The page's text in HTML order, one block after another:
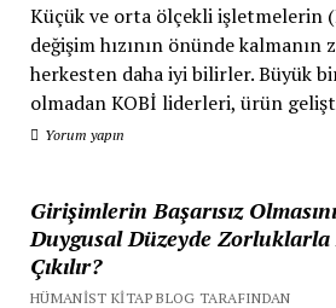
Küçük ve orta ölçekli işletmelerin
değişim hızının önünde kalmanın
herkesten daha iyi bilirler. Büyük
olmadan KOBİ liderleri, ürün
Yorum yapın
Girişimlerin Başarısız
Duygusal Düzeyde Zorluklarla
Çıkılır?
HÜMANIST KITAP BLOG TARAFINDAN